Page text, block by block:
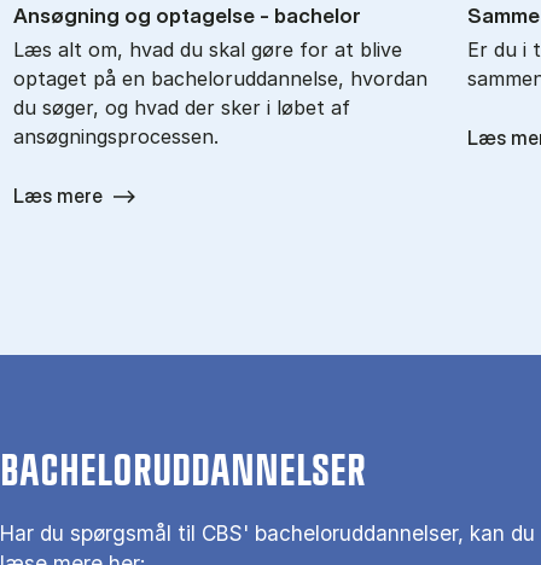
An­søg­ning og op­ta­gel­se - ba­chel­or
Læs alt om, hvad du skal gøre for at blive
optaget på en bacheloruddannelse, hvordan
du søger, og hvad der sker i løbet af
ansøgningsprocessen.
Læs mere
Er du i
Læs
BACHELORUDDANNELSER
Har du spørgsmål til CBS' bacheloruddannelser, kan du